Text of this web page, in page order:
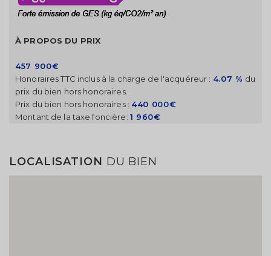
À PROPOS DU PRIX
457 900€
Honoraires TTC inclus à la charge de l'acquéreur : 4.07 % du
prix du bien hors honoraires.
Prix du bien hors honoraires : 440 000€
Montant de la taxe foncière: 1 960€
LOCALISATION DU BIEN